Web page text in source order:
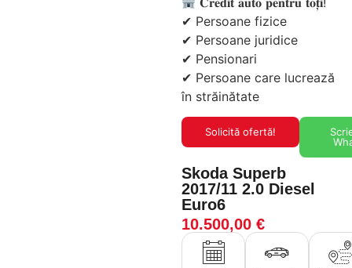
Skoda Superb
2017/11 2.0 Diesel
Euro6
10.500,00€
✔ Persoane fizice
✔ Persoane juridice
✔ Pensionari
✔ Persoane care lucrează
în străinătate
Solicită ofertă!